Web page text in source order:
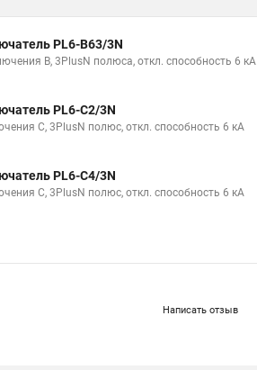
PL6-B63/3N
В, 3PlusN полюса, откл. способность 6 кА
PL6-C2/3N
С, 3PlusN полюс, откл. способность 6 кА
PL6-C4/3N
С, 3PlusN полюс, откл. способность 6 кА
Написать отзыв